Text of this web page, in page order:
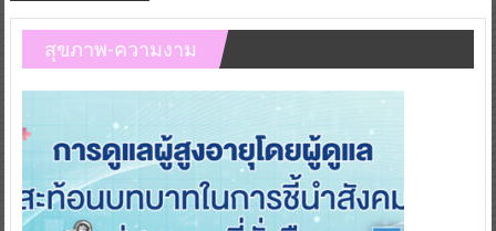
สุขภาพ-ความงาม